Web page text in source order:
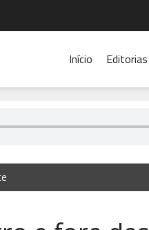
Início Editorias